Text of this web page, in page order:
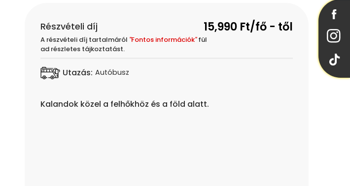
Részvételi díj 15,990 Ft/fő - től
A részvételi díj tartalmáról "Fontos információk"fül
ad részletes tájkoztatást.
Utazás: Autóbusz